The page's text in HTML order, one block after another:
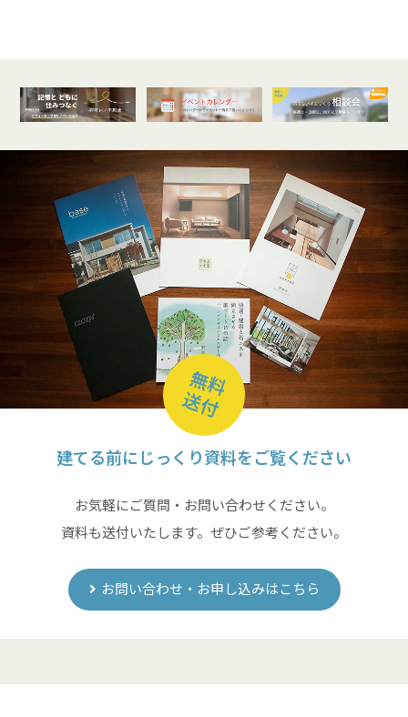
オンライン
開催受付中
無料
送付
建てる前にじっくり資料をご覧ください
お気軽にご質問・お問い合わせください。
資料も送付いたします。ぜひご参考ください。
お問い合わせ・お申し込みはこちら